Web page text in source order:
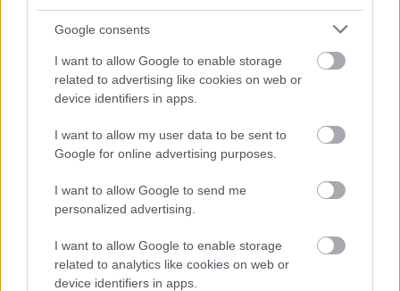
Google consents
I want to allow Google to enable storage
related to advertising like cookies on web or
device identifiers in apps.
I want to allow my user data to be sent to
Google for online advertising purposes.
I want to allow Google to send me
personalized advertising.
I want to allow Google to enable storage
related to analytics like cookies on web or
device identifiers in apps.
véletlenül voltak a politikusok mindig nagyon
óvatosak. Érthetetlennek tartottuk, hogy miközben
fizikai modellek által kiszámolt ütemben jön felénk a
szartenger, mégsem csökkentenek olyan ütemben,
hogy ennek a jövőbeni kárait enyhítsük, és inkább
gyakorlatban, hogy mit jelent egy gyors 8%:
padlófogást, sokaknak. Ez a szükséges fájdalom,
mindenki sejtette, de a gyakorlatban senki nem
látta. Fogjuk fel ezt pár hónapos demónak.
Mindenki tudja, hogy elméletben fáj a bolygó
fenntarthatóvá tétele, de amikor a saját életében